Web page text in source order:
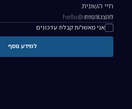
חיי השונית.
כתובת אימייל להרשמה לניוזלטר
אני מאשר/ת קבלת עדכונים
להצטרפות
למידע נוסף